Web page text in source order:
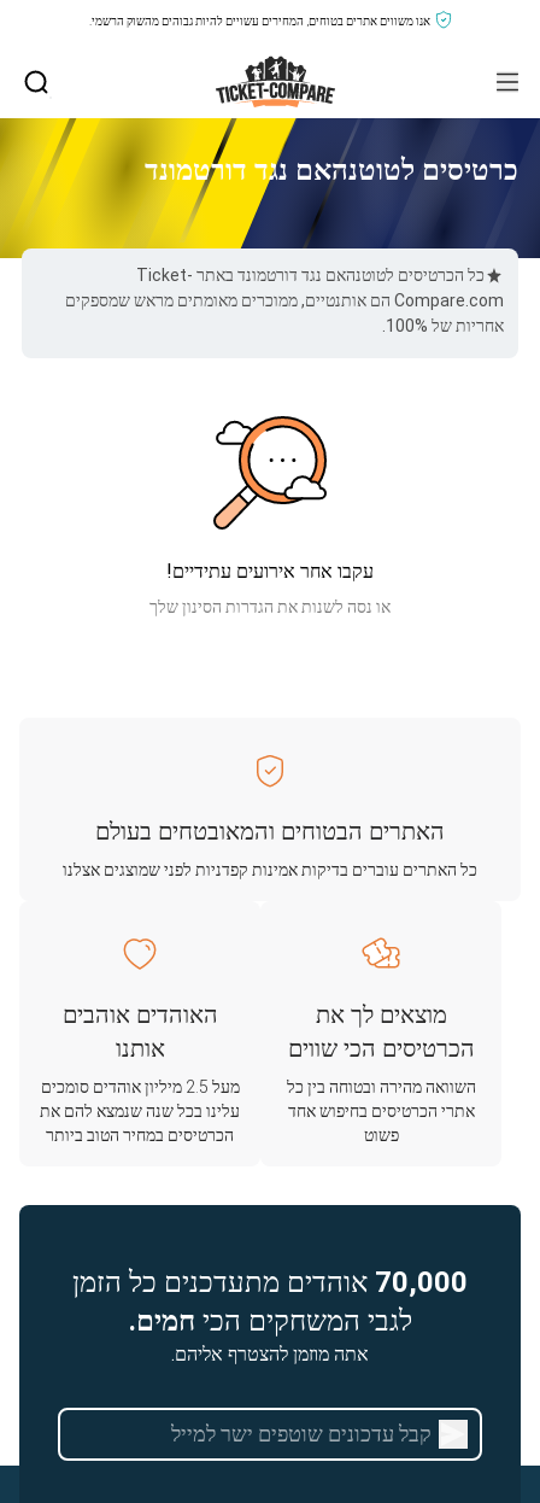
אנו משווים אתרים בטוחים, המחירים עשויים להיות גבוהים מהשוק הרשמי.
כרטיסים לטוטנהאם נגד דורטמונד
כל הכרטיסים לטוטנהאם נגד דורטמונד באתר Ticket-
Compare.com הם אותנטיים, ממוכרים מאומתים מראש שמספקים
אחריות של 100%.
עקבו אחר אירועים עתידיים!
או נסה לשנות את הגדרות הסינון שלך
האתרים הבטוחים והמאובטחים בעולם
כל האתרים עוברים בדיקות אמינות קפדניות לפני שמוצגים אצלנו
מוצאים לך את
הכרטיסים הכי שווים
השוואה מהירה ובטוחה בין כל
אתרי הכרטיסים בחיפוש אחד
פשוט
האוהדים אוהבים
אותנו
מעל 2.5 מיליון אוהדים סומכים
עלינו בכל שנה שנמצא להם את
הכרטיסים במחיר הטוב ביותר
70,000 אוהדים מתעדכנים כל הזמן
לגבי המשחקים הכי חמים.
אתה מוזמן להצטרף אליהם.